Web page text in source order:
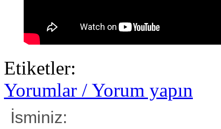
Etiketler:
Yorumlar / Yorum yapın
İsminiz: